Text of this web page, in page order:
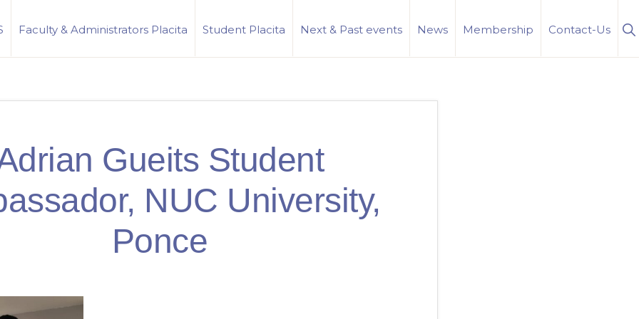
Faculty & Administrators Placita Student Placita Next & Past events News Membership Contact-Us
Gueits Student
NUC University,
Ponce